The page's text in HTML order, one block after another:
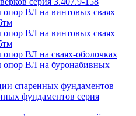
ВЛ на винтовых сваях
ВЛ на винтовых сваях
ВЛ на сваях-оболочках
ВЛ на буронабивных
спаренных фундаментов
фундаментов серия